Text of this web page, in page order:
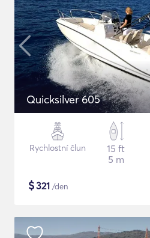
Quicksilver 605
Rychlostní člun
15 ft
5 m
$321 /den